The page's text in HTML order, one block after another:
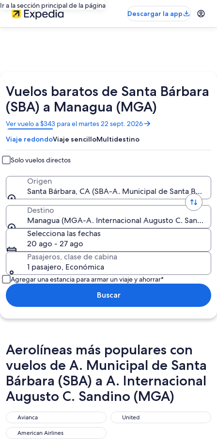
Ir a la sección principal de la página
Descargar la app
Vuelos baratos de Santa Bárbara
(SBA) a Managua (MGA)
Ver vuelo a $343 para el martes 22 sept. 2026
Se
abrirá
en
una
nueva
ventana
Viaje redondoViaje sencilloMultidestino
Solo vuelos directos
Origen
Santa Bárbara, CA (SBA-A. Municipal de Santa
Destino
Managua (MGA-A. Internacional Augusto C. Sandino)
Selecciona las fechas
20 ago - 27 ago
Pasajeros, clase de cabina
1 pasajero, Económica
Agregar una estancia para armar un viaje y ahorrar*
Buscar
Aerolíneas más populares con
vuelos de A. Municipal de Santa
Bárbara (SBA) a A. Internacional
Augusto C. Sandino (MGA)
Avianca
Avianca United
United
American Airlines
American Airlines